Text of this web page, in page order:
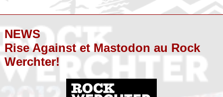
NEWS
Rise Against et Mastodon au Rock
Werchter!